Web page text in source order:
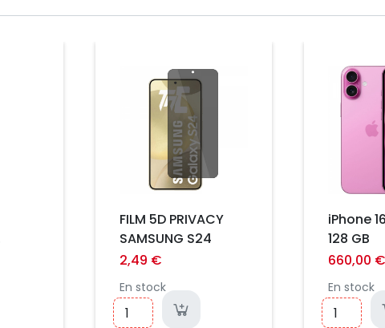
FILM 5D PRIVACY
SAMSUNG S24
2,49 €
En stock
Prix
iPhone
128 GB
660,00 €
En stock